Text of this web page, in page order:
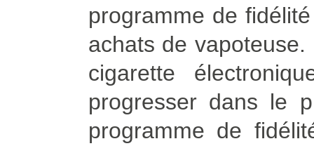
programme de
achats de
cigarette
progresser dans le
programme de